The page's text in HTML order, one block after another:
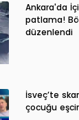
Ankara'da
patlama!
düzenlendi
İsveç’te
çocuğu